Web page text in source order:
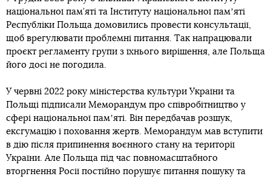
національної пам’яті та Інституту національної памʼяті
Республіки Польща домовились провести консультації,
щоб врегулювати проблемні питання. Так напрацювали
проєкт регламенту групи з їхнього вирішення, але Польща
його досі не погодила.
У червні 2022 року міністерства культури України та
Польщі підписали Меморандум про співробітництво у
сфері національної памʼяті. Він передбачав розшук,
ексгумацію і поховання жертв. Меморандум мав вступити
в дію після припинення воєнного стану на території
України. Але Польща під час повномасштабного
вторгнення Росії постійно порушує питання пошуку та